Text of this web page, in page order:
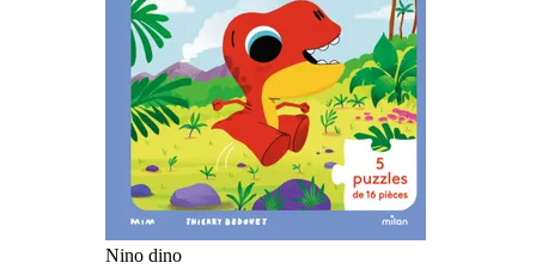
Nino dino